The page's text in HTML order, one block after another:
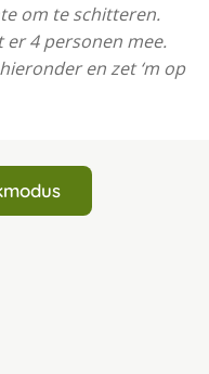
om te schitteren.
er 4 personen mee.
en zet ‘m op